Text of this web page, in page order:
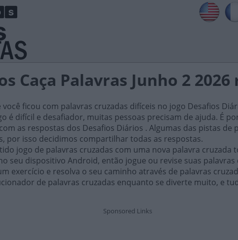
Caça Palavras Junho 2
ficou com palavras cruzadas difíceis no jogo Desafios
é difícil e desafiador, muitas pessoas precisam de ajuda. É
as respostas dos Desafios Diários . Algumas das pistas de
por isso decidimos compartilhar todas as respostas.
jogo de palavras cruzadas com uma nova palavra cruzada
seu dispositivo Android, então jogue ou revise suas
exercício e resolva o seu caminho através de palavras
de palavras cruzadas enquanto se diverte muito, e